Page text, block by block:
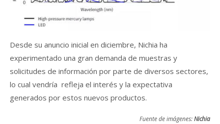
Desde su anuncio inicial en diciembre, Nichia ha
experimentado una gran demanda de muestras y
solicitudes de información por parte de diversos sectores,
lo cual vendría refleja el interés y la expectativa
generados por estos nuevos productos.
Fuente de imágenes:Nichia